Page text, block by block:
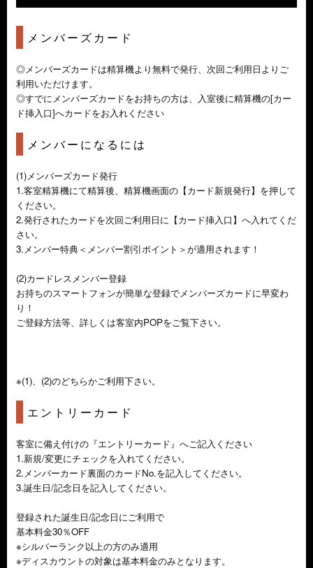
メンバーズカード
◎メンバーズカードは精算機より無料で発行、次回ご利用日よりご
利用いただけます。
◎すでにメンバーズカードをお持ちの方は、入室後に精算機の[カー
ド挿入口]へカードをお入れください
メンバーになるには
(1)メンバーズカード発行
1.客室精算機にて精算後、精算機画面の【カード新規発行】を押して
ください。
2.発行されたカードを次回ご利用日に【カード挿入口】へ入れてくだ
さい。
3.メンバー特典＜メンバー割引ポイント＞が適用されます！
(2)カードレスメンバー登録
お持ちのスマートフォンが簡単な登録でメンバーズカードに早変わ
り！
ご登録方法等、詳しくは客室内POPをご覧下さい。
※(1)、(2)のどちらかご利用下さい。
エントリーカード
客室に備え付けの『エントリーカード』へご記入ください
1.新規/変更にチェックを入れてください。
2.メンバーカード裏面のカードNo.を記入してください。
3.誕生日/記念日を記入してください。
登録された誕生日/記念日にご利用で
基本料金30％OFF
※シルバーランク以上の方のみ適用
※ディスカウントの対象は基本料金のみとなります。